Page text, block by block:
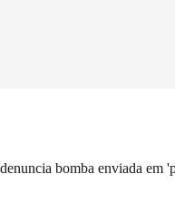
bomba enviada em